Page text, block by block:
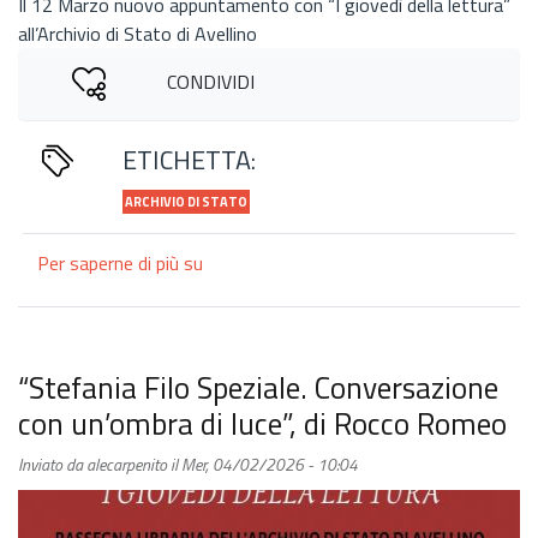
all’Archivio di Stato di Avellino
CONDIVIDI
ETICHETTA:
ARCHIVIO DI STATO
Per saperne di più su
e
cultura
tra
Montella,
Avellino
“Stefania Filo Speziale. Conversazione
con un’ombra di luce”, di Rocco Romeo
Inviato daalecarpenitoilMer, 04/02/2026 - 10:04